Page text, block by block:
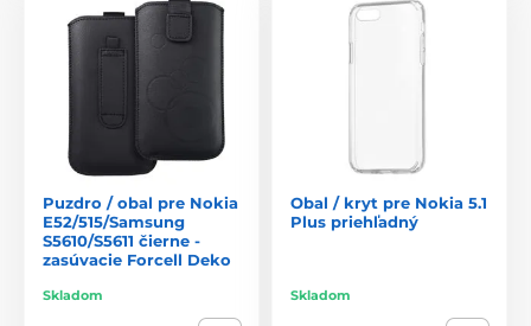
Puzdro / obal pre Nokia
E52/515/Samsung
S5610/S5611 čierne -
zasúvacie Forcell Deko
Skladom
Obal / kryt pre Nokia 5.1
Plus priehľadný
Skladom